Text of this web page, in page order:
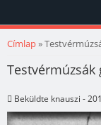
Jelenlegi hely
Címlap»
Beküldte knauszi -